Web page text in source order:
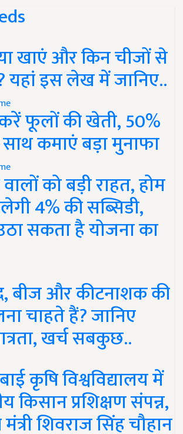
खाएं और किन चीजों से
यहां इस लेख में जानिए..
फूलों की खेती, 50%
कमाएं बड़ा मुनाफा
को बड़ी राहत, होम
4% की सब्सिडी,
सकता है योजना का
बीज और कीटनाशक की
चाहते हैं? जानिए
खर्च सबकुछ..
कृषि विश्वविद्यालय में
किसान प्रशिक्षण संपन्न,
शिवराज सिंह चौहान